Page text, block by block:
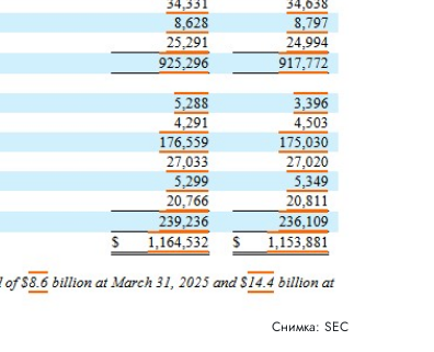
Снимка: SEC